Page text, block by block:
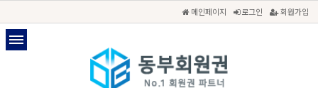
메인페이지 로그인 회원가입